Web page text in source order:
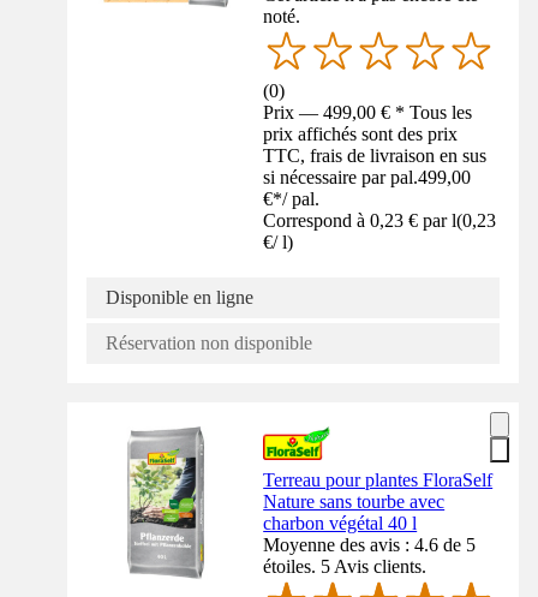
noté.
(0)
Prix — 499,00 € * Tous les
prix affichés sont des prix
TTC, frais de livraison en sus
si nécessaire par pal.499,00
€*/ pal.
Correspond à 0,23 € par l(0,23
€/ l)
Disponible en ligne
Réservation non disponible
Terreau pour plantes FloraSelf
Nature sans tourbe avec
charbon végétal 40 l
Moyenne des avis : 4.6 de 5
étoiles. 5 Avis clients.